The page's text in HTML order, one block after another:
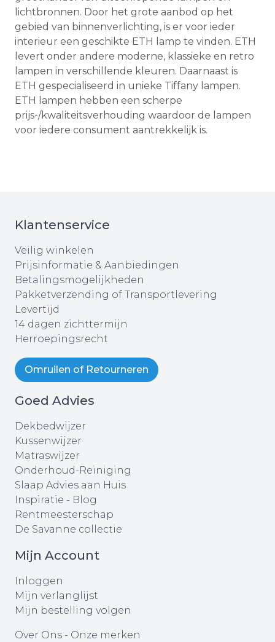
lichtbronnen. Door het grote aanbod op het
gebied van binnenverlichting, is er voor ieder
interieur een geschikte ETH lamp te vinden. ETH
levert onder andere moderne, klassieke en retro
lampen in verschillende kleuren. Daarnaast is
ETH gespecialiseerd in unieke Tiffany lampen.
ETH lampen hebben een scherpe
prijs-/kwaliteitsverhouding waardoor de lampen
voor iedere consument aantrekkelijk is.
Klantenservice
Veilig winkelen
Prijsinformatie & Aanbiedingen
Betalingsmogelijkheden
Pakketverzending of Transportlevering
Levertijd
14 dagen zichttermijn
Herroepingsrecht
Omruilen of Retourneren
Goed Advies
Dekbedwijzer
Kussenwijzer
Matraswijzer
Onderhoud-Reiniging
Slaap Advies aan Huis
Inspiratie - Blog
Rentmeesterschap
De Savanne collectie
Mijn Account
Inloggen
Mijn verlanglijst
Mijn bestelling volgen
Over Ons - Onze merken